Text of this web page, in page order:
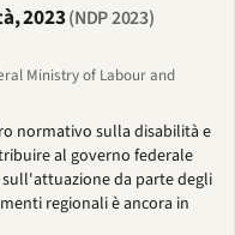
2023(NDP 2023)
Ministry of Labour and
normativo sulla disabilità e
al governo federale
da parte degli
regionali è ancora in